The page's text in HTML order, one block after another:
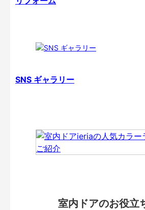
SNS ギャラリー
室内ドアのお役立